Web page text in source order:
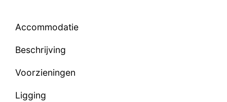
Accommodatie
Beschrijving
Voorzieningen
Ligging